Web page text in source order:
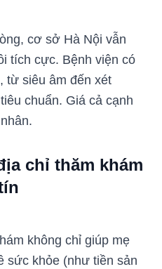
cơ sở Hà Nội vẫn
tích cực. Bệnh viện có
, từ siêu âm đến xét
chuẩn. Giá cả cạnh
chỉ thăm khám
không chỉ giúp mẹ
sức khỏe (như tiền sản